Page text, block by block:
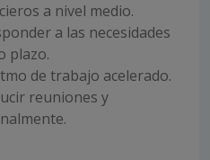
a nivel medio.
a las necesidades
plazo.
de trabajo acelerado.
reuniones y